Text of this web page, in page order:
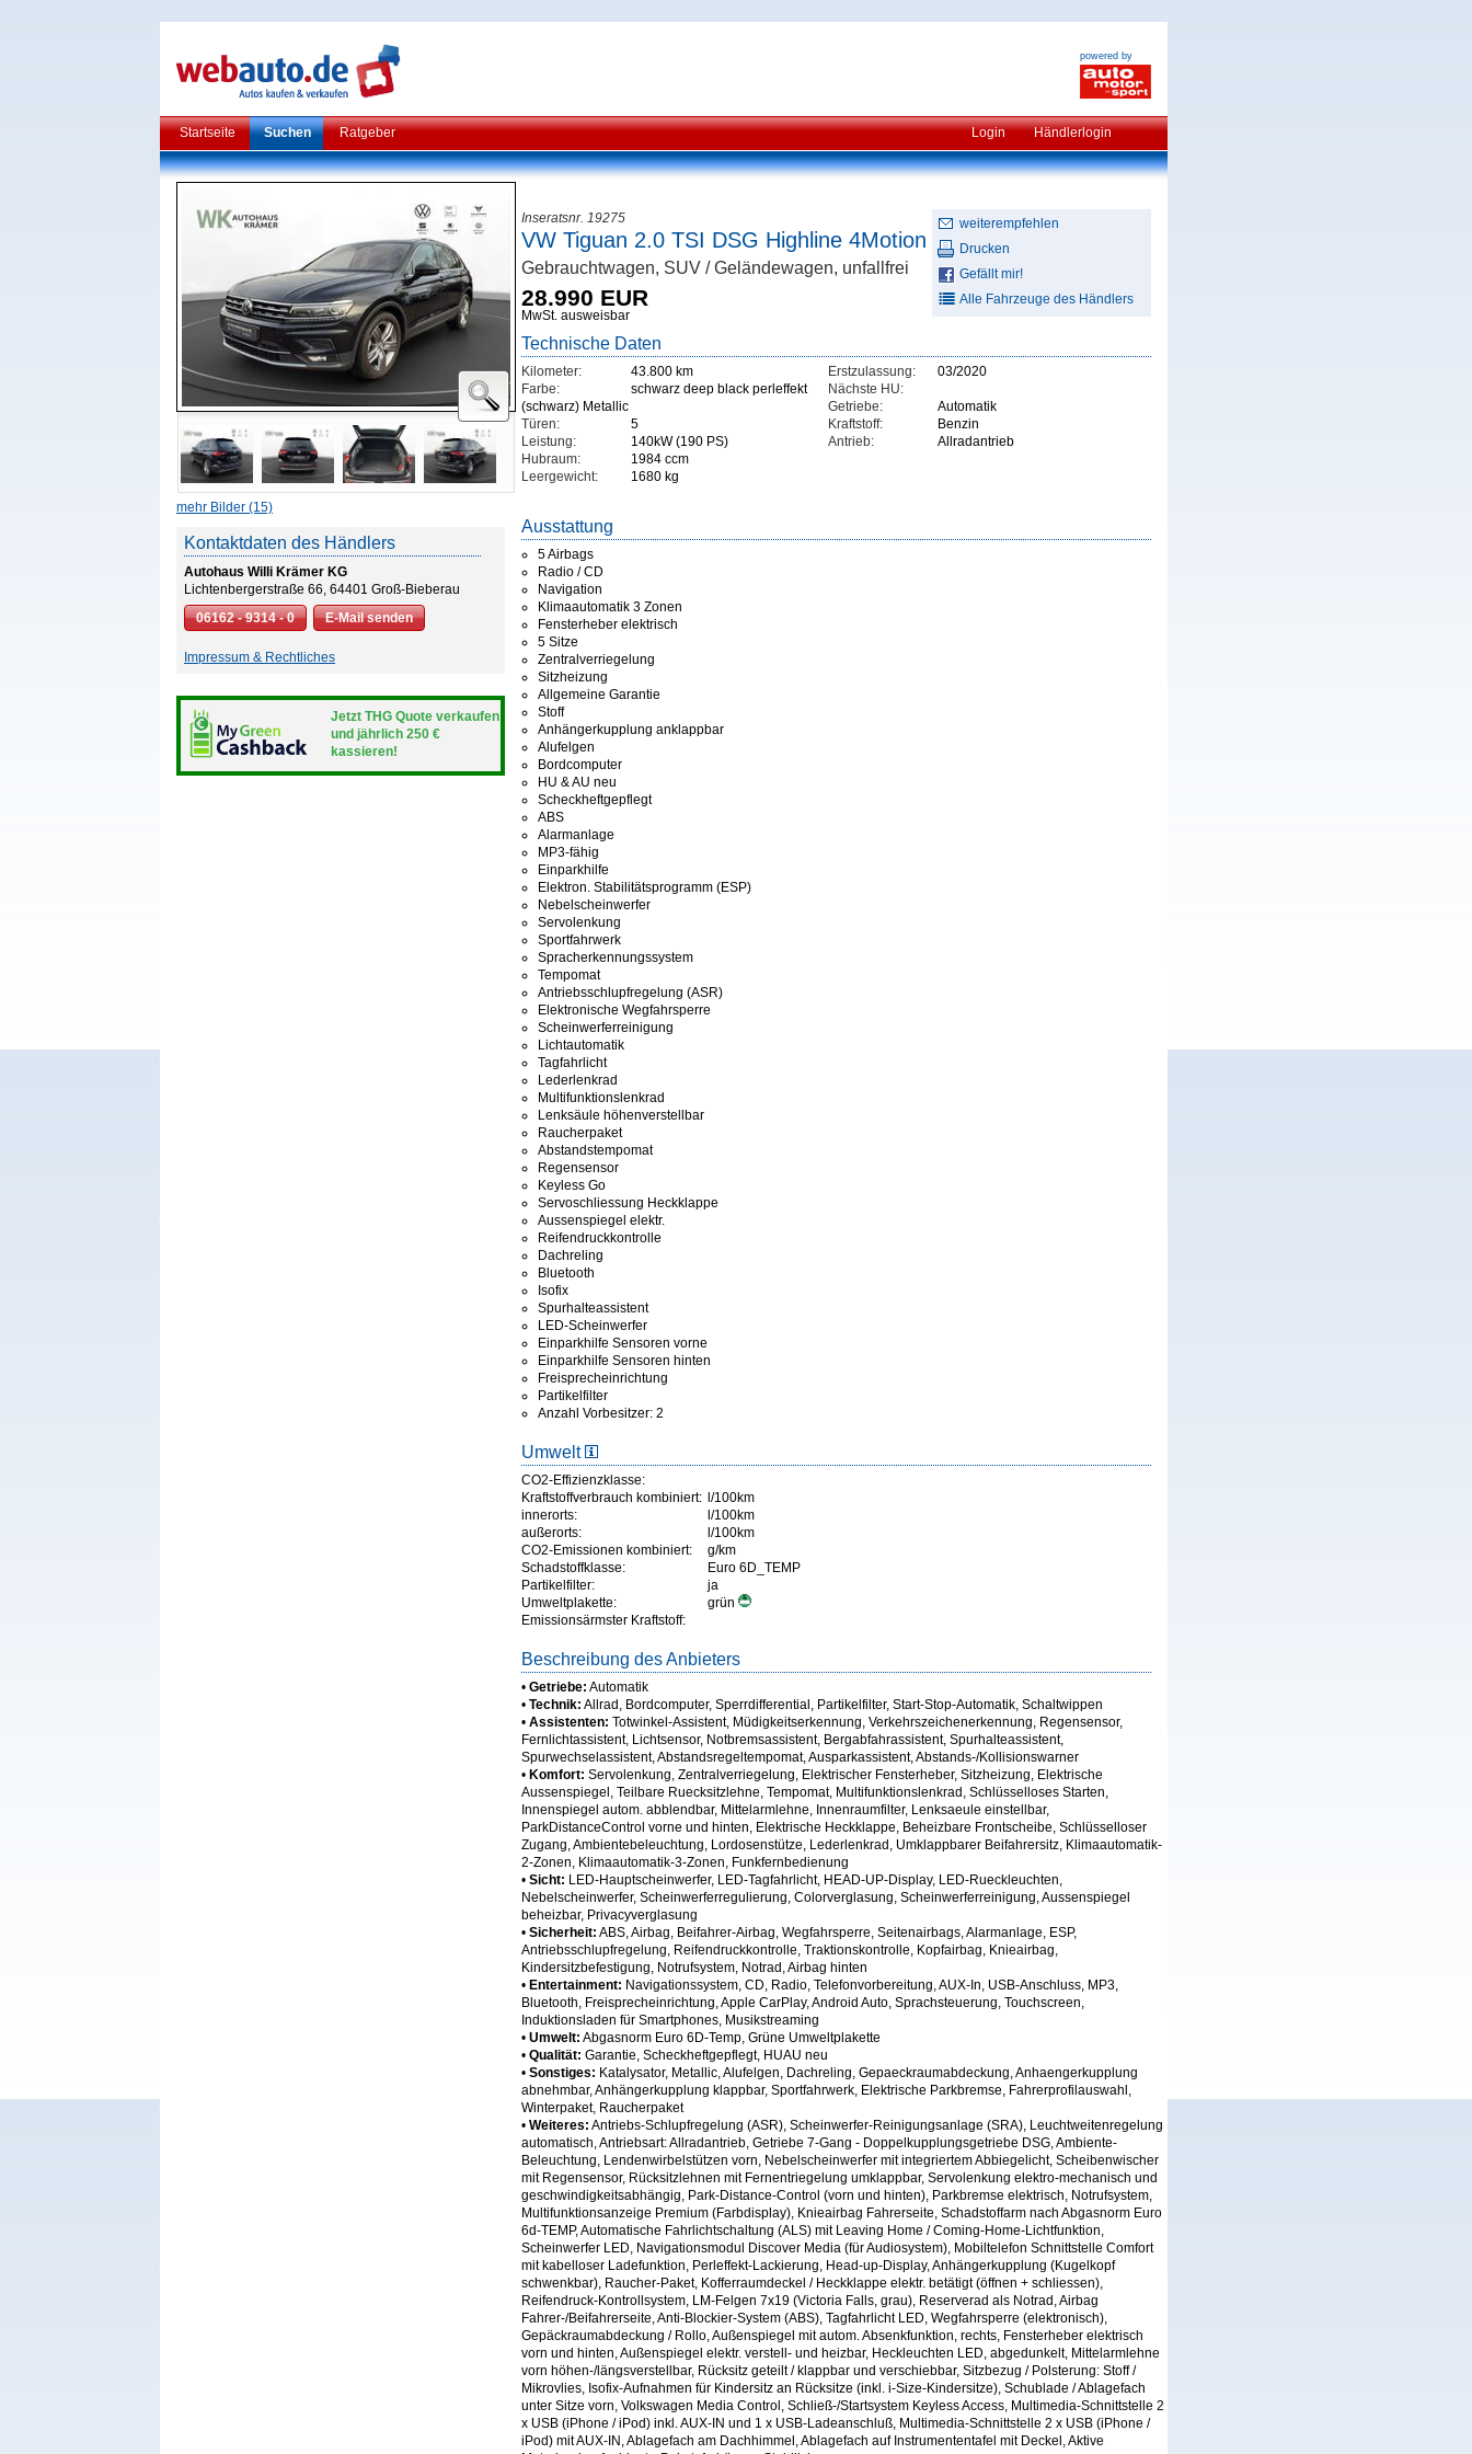
powered by
Startseite Suchen Ratgeber Login Händlerlogin
mehr Bilder (15)
Kontaktdaten des Händlers
Autohaus Willi Krämer KG
Lichtenbergerstraße 66, 64401 Groß-Bieberau
06162 - 9314 - 0
E-Mail senden
Impressum & Rechtliches
Jetzt THG Quote verkaufen
und jährlich 250 €
kassieren!
weiterempfehlen
Drucken
Gefällt mir!
Alle Fahrzeuge des Händlers
Inseratsnr. 19275
VW Tiguan 2.0 TSI DSG Highline 4Motion
Gebrauchtwagen, SUV / Geländewagen, unfallfrei
28.990 EUR
MwSt. ausweisbar
Technische Daten
Kilometer:
43.800 km
Farbe:
schwarz deep black perleffekt
(schwarz) Metallic
Türen:
5
Leistung:
140kW (190 PS)
Hubraum:
1984 ccm
Leergewicht:
1680 kg
Erstzulassung:
03/2020
Nächste HU:
Getriebe:
Automatik
Kraftstoff:
Benzin
Antrieb:
Allradantrieb
Ausstattung
5 Airbags
Radio / CD
Navigation
Klimaautomatik 3 Zonen
Fensterheber elektrisch
5 Sitze
Zentralverriegelung
Sitzheizung
Allgemeine Garantie
Stoff
Anhängerkupplung anklappbar
Alufelgen
Bordcomputer
HU & AU neu
Scheckheftgepflegt
ABS
Alarmanlage
MP3-fähig
Einparkhilfe
Elektron. Stabilitätsprogramm (ESP)
Nebelscheinwerfer
Servolenkung
Sportfahrwerk
Spracherkennungssystem
Tempomat
Antriebsschlupfregelung (ASR)
Elektronische Wegfahrsperre
Scheinwerferreinigung
Lichtautomatik
Tagfahrlicht
Lederlenkrad
Multifunktionslenkrad
Lenksäule höhenverstellbar
Raucherpaket
Abstandstempomat
Regensensor
Keyless Go
Servoschliessung Heckklappe
Aussenspiegel elektr.
Reifendruckkontrolle
Dachreling
Bluetooth
Isofix
Spurhalteassistent
LED-Scheinwerfer
Einparkhilfe Sensoren vorne
Einparkhilfe Sensoren hinten
Freisprecheinrichtung
Partikelfilter
Anzahl Vorbesitzer: 2
Umwelt
CO2-Effizienzklasse:
Kraftstoffverbrauch kombiniert: l/100km
innerorts:
l/100km
außerorts:
l/100km
CO2-Emissionen kombiniert:
g/km
Schadstoffklasse:
Euro 6D_TEMP
Partikelfilter:
ja
Umweltplakette:
grün
Emissionsärmster Kraftstoff:
Beschreibung des Anbieters
• Getriebe: Automatik
• Technik: Allrad, Bordcomputer, Sperrdifferential, Partikelfilter, Start-Stop-Automatik, Schaltwippen
• Assistenten: Totwinkel-Assistent, Müdigkeitserkennung, Verkehrszeichenerkennung, Regensensor,
Fernlichtassistent, Lichtsensor, Notbremsassistent, Bergabfahrassistent, Spurhalteassistent,
Spurwechselassistent, Abstandsregeltempomat, Ausparkassistent, Abstands-/Kollisionswarner
• Komfort: Servolenkung, Zentralverriegelung, Elektrischer Fensterheber, Sitzheizung, Elektrische
Aussenspiegel, Teilbare Ruecksitzlehne, Tempomat, Multifunktionslenkrad, Schlüsselloses Starten,
Innenspiegel autom. abblendbar, Mittelarmlehne, Innenraumfilter, Lenksaeule einstellbar,
ParkDistanceControl vorne und hinten, Elektrische Heckklappe, Beheizbare Frontscheibe, Schlüsselloser
Zugang, Ambientebeleuchtung, Lordosenstütze, Lederlenkrad, Umklappbarer Beifahrersitz, Klimaautomatik-
2-Zonen, Klimaautomatik-3-Zonen, Funkfernbedienung
• Sicht: LED-Hauptscheinwerfer, LED-Tagfahrlicht, HEAD-UP-Display, LED-Rueckleuchten,
Nebelscheinwerfer, Scheinwerferregulierung, Colorverglasung, Scheinwerferreinigung, Aussenspiegel
beheizbar, Privacyverglasung
• Sicherheit: ABS, Airbag, Beifahrer-Airbag, Wegfahrsperre, Seitenairbags, Alarmanlage, ESP,
Antriebsschlupfregelung, Reifendruckkontrolle, Traktionskontrolle, Kopfairbag, Knieairbag,
Kindersitzbefestigung, Notrufsystem, Notrad, Airbag hinten
• Entertainment: Navigationssystem, CD, Radio, Telefonvorbereitung, AUX-In, USB-Anschluss, MP3,
Bluetooth, Freisprecheinrichtung, Apple CarPlay, Android Auto, Sprachsteuerung, Touchscreen,
Induktionsladen für Smartphones, Musikstreaming
• Umwelt: Abgasnorm Euro 6D-Temp, Grüne Umweltplakette
• Qualität: Garantie, Scheckheftgepflegt, HUAU neu
• Sonstiges: Katalysator, Metallic, Alufelgen, Dachreling, Gepaeckraumabdeckung, Anhaengerkupplung
abnehmbar, Anhängerkupplung klappbar, Sportfahrwerk, Elektrische Parkbremse, Fahrerprofilauswahl,
Winterpaket, Raucherpaket
• Weiteres: Antriebs-Schlupfregelung (ASR), Scheinwerfer-Reinigungsanlage (SRA), Leuchtweitenregelung
automatisch, Antriebsart: Allradantrieb, Getriebe 7-Gang - Doppelkupplungsgetriebe DSG, Ambiente-
Beleuchtung, Lendenwirbelstützen vorn, Nebelscheinwerfer mit integriertem Abbiegelicht, Scheibenwischer
mit Regensensor, Rücksitzlehnen mit Fernentriegelung umklappbar, Servolenkung elektro-mechanisch und
geschwindigkeitsabhängig, Park-Distance-Control (vorn und hinten), Parkbremse elektrisch, Notrufsystem,
Multifunktionsanzeige Premium (Farbdisplay), Knieairbag Fahrerseite, Schadstoffarm nach Abgasnorm Euro
6d-TEMP, Automatische Fahrlichtschaltung (ALS) mit Leaving Home / Coming-Home-Lichtfunktion,
Scheinwerfer LED, Navigationsmodul Discover Media (für Audiosystem), Mobiltelefon Schnittstelle Comfort
mit kabelloser Ladefunktion, Perleffekt-Lackierung, Head-up-Display, Anhängerkupplung (Kugelkopf
schwenkbar), Raucher-Paket, Kofferraumdeckel / Heckklappe elektr. betätigt (öffnen + schliessen),
Reifendruck-Kontrollsystem, LM-Felgen 7x19 (Victoria Falls, grau), Reserverad als Notrad, Airbag
Fahrer-/Beifahrerseite, Anti-Blockier-System (ABS), Tagfahrlicht LED, Wegfahrsperre (elektronisch),
Gepäckraumabdeckung / Rollo, Außenspiegel mit autom. Absenkfunktion, rechts, Fensterheber elektrisch
vorn und hinten, Außenspiegel elektr. verstell- und heizbar, Heckleuchten LED, abgedunkelt, Mittelarmlehne
vorn höhen-/längsverstellbar, Rücksitz geteilt / klappbar und verschiebbar, Sitzbezug / Polsterung: Stoff /
Mikrovlies, Isofix-Aufnahmen für Kindersitz an Rücksitze (inkl. i-Size-Kindersitze), Schublade / Ablagefach
unter Sitze vorn, Volkswagen Media Control, Schließ-/Startsystem Keyless Access, Multimedia-Schnittstelle 2
x USB (iPhone / iPod) inkl. AUX-IN und 1 x USB-Ladeanschluß, Multimedia-Schnittstelle 2 x USB (iPhone /
iPod) mit AUX-IN, Ablagefach am Dachhimmel, Ablagefach auf Instrumententafel mit Deckel, Aktive